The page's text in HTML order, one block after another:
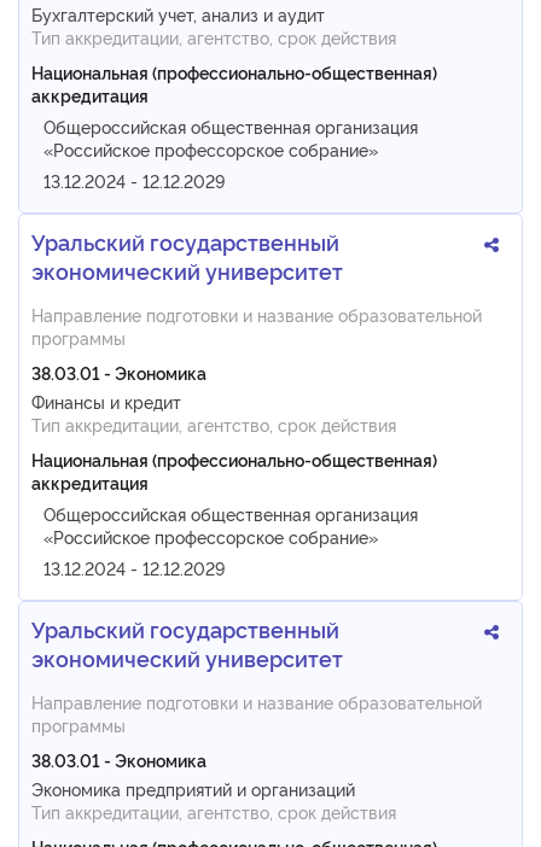
Бухгалтерский учет, анализ и аудит
Тип аккредитации, агентство, срок действия
Национальная (профессионально-общественная)
аккредитация
Общероссийская общественная организация
«Российское профессорское собрание»
13.12.2024 - 12.12.2029
Уральский государственный
экономический университет
Направление подготовки и название образовательной
программы
38.03.01 - Экономика
Финансы и кредит
Тип аккредитации, агентство, срок действия
Национальная (профессионально-общественная)
аккредитация
Общероссийская общественная организация
«Российское профессорское собрание»
13.12.2024 - 12.12.2029
Уральский государственный
экономический университет
Направление подготовки и название образовательной
программы
38.03.01 - Экономика
Экономика предприятий и организаций
Тип аккредитации, агентство, срок действия